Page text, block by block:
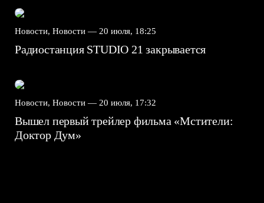
Новости, Новости — 20 июля, 18:25
Радиостанция STUDIO 21 закрывается
Новости, Новости — 20 июля, 17:32
Вышел первый трейлер фильма «Мстители:
Доктор Дум»